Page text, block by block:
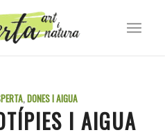
,DONES I AIGUA
I AIGUA